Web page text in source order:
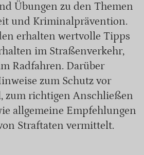
Übungen zu den Themen
und Kriminalprävention.
erhalten wertvolle Tipps
im Straßenverkehr,
Radfahren. Darüber
zum Schutz vor
zum richtigen Anschließen
allgemeine Empfehlungen
Straftaten vermittelt.